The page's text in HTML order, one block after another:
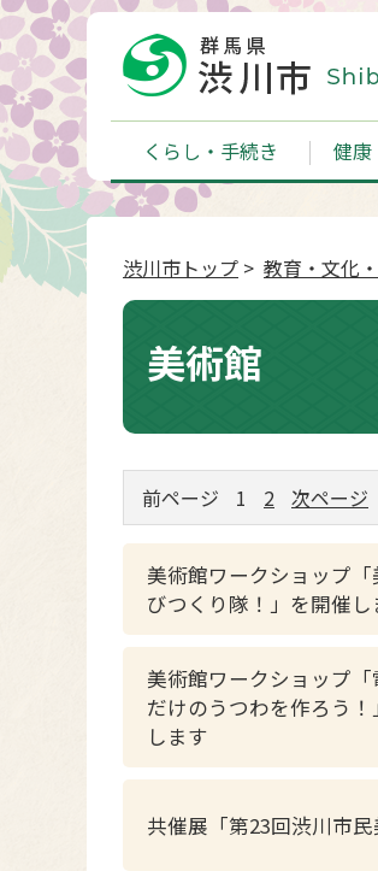
くらし・手続き 健康
渋川市トップ > 教育・文化
美術館
前ページ 1 2 次ページ
美術館ワークショップ
びつくり隊！」を開催し
美術館ワークショップ
だけのうつわを作ろう
します
共催展「第23回渋川市